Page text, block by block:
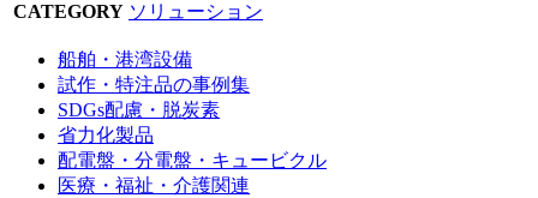
CATEGORY ソリューション
船舶・港湾設備
試作・特注品の事例集
SDGs配慮・脱炭素
省力化製品
配電盤・分電盤・キュービクル
医療・福祉・介護関連